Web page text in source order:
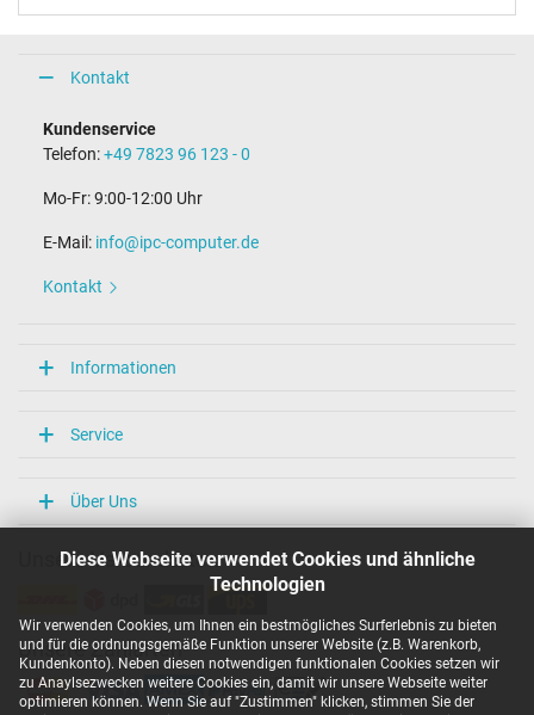
Diese Webseite verwendet Cookies und ähnliche
Technologien
Wir verwenden Cookies, um Ihnen ein bestmögliches Surferlebnis zu bieten
und für die ordnungsgemäße Funktion unserer Website (z.B. Warenkorb,
Kundenkonto). Neben diesen notwendigen funktionalen Cookies setzen wir
zu Anaylsezwecken weitere Cookies ein, damit wir unsere Webseite weiter
optimieren können. Wenn Sie auf "Zustimmen" klicken, stimmen Sie der
Kontakt
Kundenservice
Telefon:+49 7823 96 123 - 0
Mo-Fr: 9:00-12:00 Uhr
E-Mail: info@ipc-computer.de
Kontakt
Informationen
Service
Über Uns
Unsere Versandarten
Unsere Zahlarten